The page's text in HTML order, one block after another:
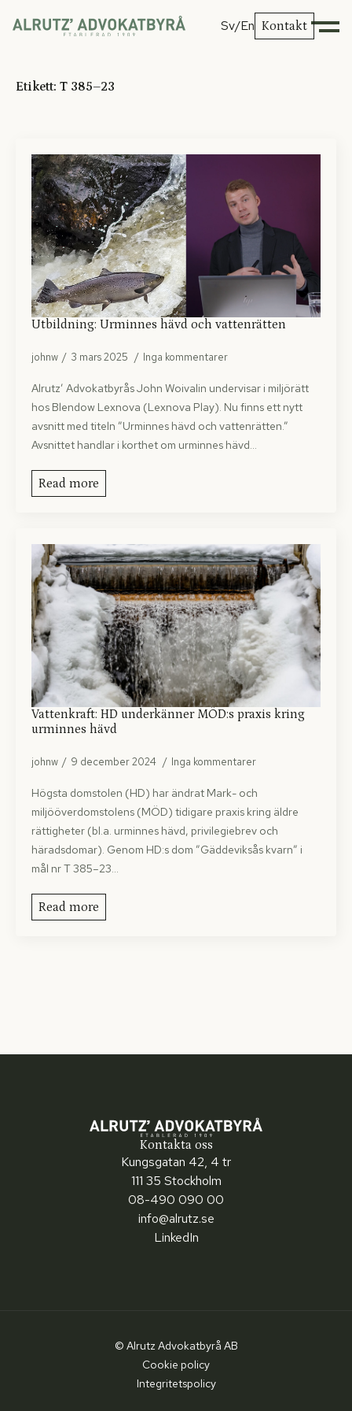
Sv/En Kontakt
Etikett: T 385–23
Utbildning: Urminnes hävd och vattenrätten
johnw 3 mars 2025 Inga kommentarer
Alrutz’ Advokatbyrås John Woivalin undervisar i miljörätt
hos Blendow Lexnova (Lexnova Play). Nu finns ett nytt
avsnitt med titeln ”Urminnes hävd och vattenrätten.”
Avsnittet handlar i korthet om urminnes hävd…
Read more
Vattenkraft: HD underkänner MÖD:s praxis kring
urminnes hävd
johnw 9 december 2024 Inga kommentarer
Högsta domstolen (HD) har ändrat Mark- och
miljööverdomstolens (MÖD) tidigare praxis kring äldre
rättigheter (bl.a. urminnes hävd, privilegiebrev och
häradsdomar). Genom HD:s dom ”Gäddeviksås kvarn” i
mål nr T 385–23…
Read more
Kontakta oss
Kungsgatan 42, 4 tr
111 35 Stockholm
08-490 090 00
info@alrutz.se
LinkedIn
© Alrutz Advokatbyrå AB
Cookie policy
Integritetspolicy